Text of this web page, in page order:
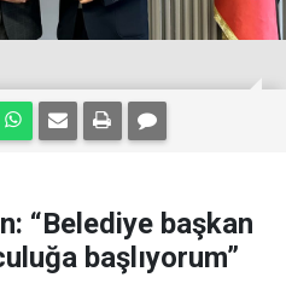
“Belediye başkan
başlıyorum”